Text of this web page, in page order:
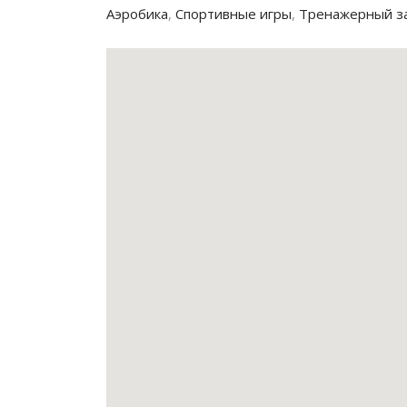
Аэробика, Спортивные игры, Тренажерный